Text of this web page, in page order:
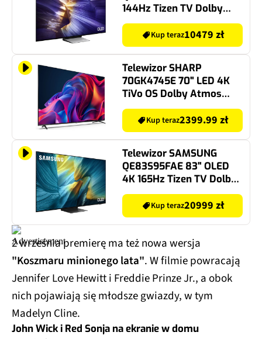
144Hz Tizen TV Dolby
Atmos HDMI 2.1
Kup teraz10479 zł
Telewizor SHARP
70GK4745E 70" LED 4K
TiVo OS Dolby Atmos
Dolby Vision HDMI 2.1
Kup teraz2399.99 zł
Telewizor SAMSUNG
QE83S95FAE 83" OLED
4K 165Hz Tizen TV Dolby
Atmos HDMI 2.1
Kup teraz20999 zł
2 września premierę ma też nowa wersja
"Koszmaru minionego lata". W filmie powracają
Jennifer Love Hewitt i Freddie Prinze Jr., a obok
nich pojawiają się młodsze gwiazdy, w tym
Madelyn Cline.
John Wick i Red Sonja na ekranie w domu